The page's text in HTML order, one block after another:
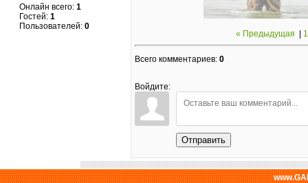
Онлайн всего: 1
Гостей: 1
Пользователей: 0
« Предыдущая
Всего комментариев: 0
Войдите:
Отправить